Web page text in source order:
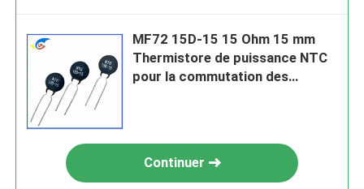
MF72 15D-15 15 Ohm 15 mm
Thermistore de puissance NTC
pour la commutation des
Continuer